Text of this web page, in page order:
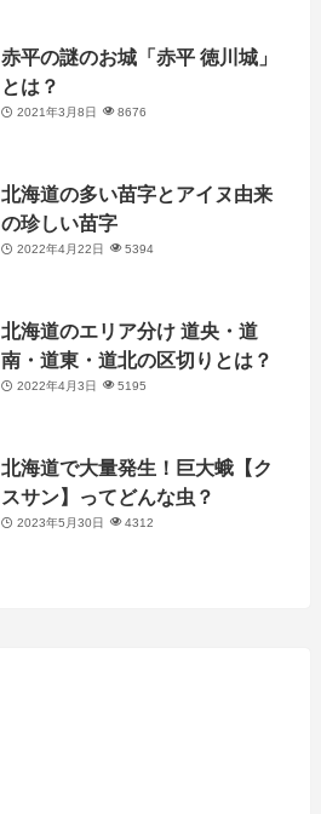
赤平の謎のお城「赤平 徳川城」
とは？
2021年3月8日 8676
北海道の多い苗字とアイヌ由来
の珍しい苗字
2022年4月22日 5394
北海道のエリア分け 道央・道
南・道東・道北の区切りとは？
2022年4月3日 5195
北海道で大量発生！巨大蛾【ク
スサン】ってどんな虫？
2023年5月30日 4312